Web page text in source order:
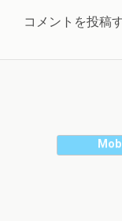
コメントを投稿